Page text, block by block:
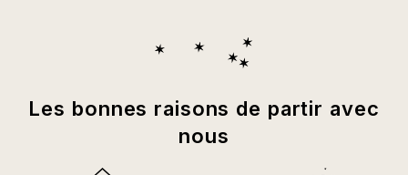
Les bonnes raisons de partir avec
nous